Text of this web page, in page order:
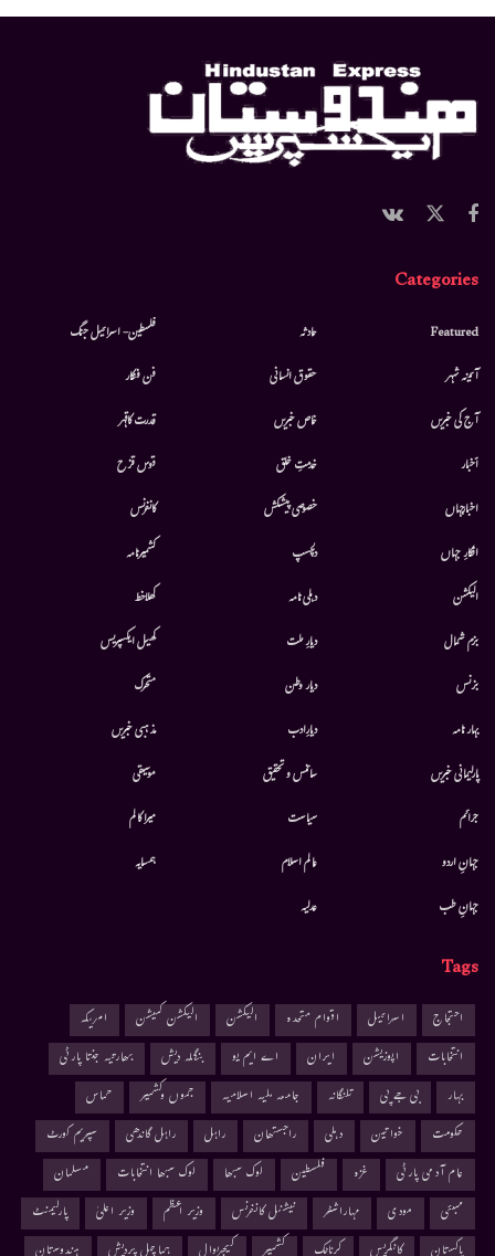
Categories
Featured
آئینہ شہر
آج کی خبریں
أخبار
اخبارجہاں
افکارِ جہاں
الیکشن
بزم شمال
بزنس
بہار نامہ
پارلیمانی خبریں
جرائم
جہانِ اردو
جہانِ طب
حادثہ
حقوق انسانی
خاص خبریں
خدمتِ خلق
خصوصی پیشکش
دلچسپ
دہلی نامہ
دیارِ ملت
دیار وطن
دیارِادب
سائنس و تحقیق
سیاست
عالم اسلام
عدلیہ
فلسطین- اسرائیل جنگ
فن فنکار
قدرت کاقہر
قوس قزح
کانفرنس
کشمیرنامہ
کھلاخط
کھیل ایکسپریس
متحرك
مذہبی خبریں
موسيقى
میرا کالم
ہمسایہ
Tags
احتجاج اسرائیل اقوام متحدہ الیکشن الیکشن کمیشن
امریکہ
انتخابات
اپوزیشن ایران اے ایم یو بنگلہ دیش
بھارتیہ جنتا پارٹی
بہار
بی جے پی تلنگانہ جامعہ ملیہ اسلامیہ جموں وکشمیر
حماس
حکومت
خواتین دہلی راجستھان راہل راہل گاندھی
سپریم کورٹ
عام آدمی پارٹی
غزہ فلسطین لوک سبھا لوک سبھا انتخابات
مسلمان
ممبئی
مودی مہاراشٹر نیشنل کانفرنس وزیر اعظم وزیر اعلیٰ
پارلیمنٹ